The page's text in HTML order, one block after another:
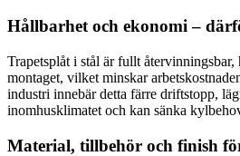
Hållbarhet och ekonomi –
Trapetsplåt i stål är fullt
montaget, vilket minskar
industri innebär detta färre driftstopp,
inomhusklimatet och kan sänka
Material, tillbehör och finish